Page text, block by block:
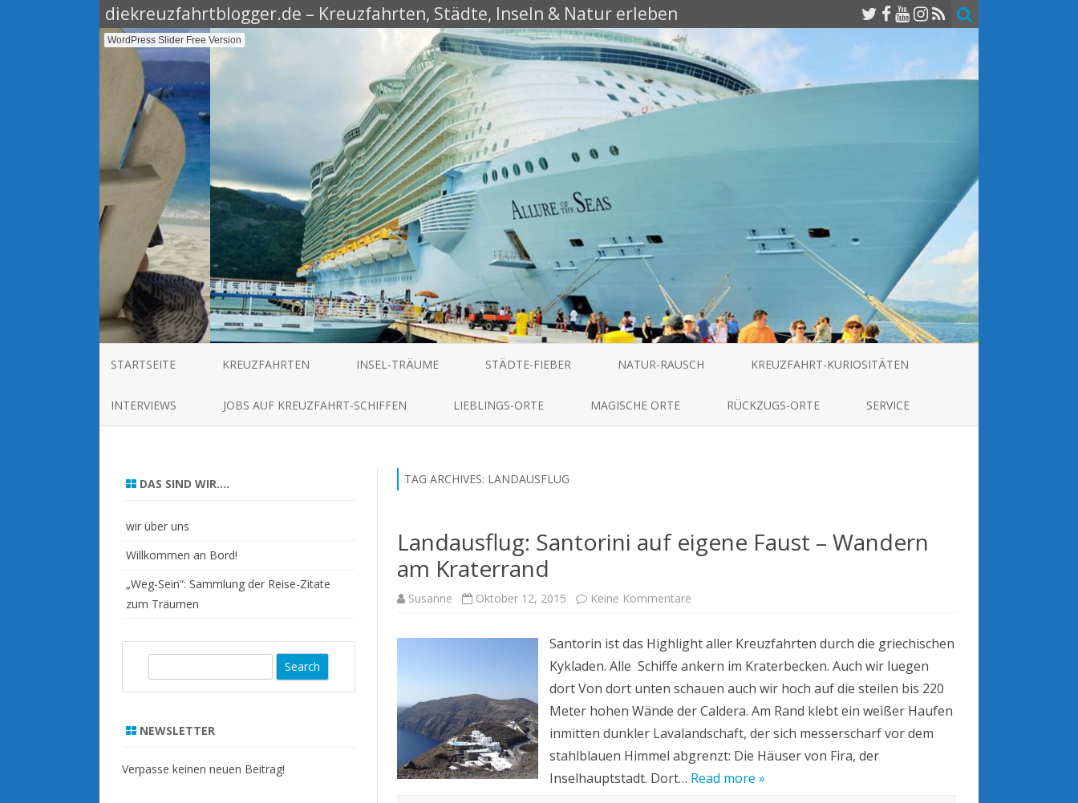
diekreuzfahrtblogger.de – Kreuzfahrten, Städte, Inseln & Natur erleben
WordPress Slider Free Version
to
STARTSEITE KREUZFAHRTEN INSEL-TRÄUME STÄDTE-FIEBER NATUR-RAUSCH KREUZFAHRT-KURIOSITÄTEN
INTERVIEWS JOBS AUF KREUZFAHRT-SCHIFFEN LIEBLINGS-ORTE MAGISCHE ORTE RÜCKZUGS-ORTE SERVICE
TAG ARCHIVES: LANDAUSFLUG
Landausflug: Santorini auf eigene Faust – Wandern
am Kraterrand
Susanne Oktober 12, 2015 Keine Kommentare
eigene
Faust
–
Wandern
am
Kraterrand
Santorin ist das Highlight aller Kreuzfahrten durch die griechischen
Kykladen. Alle Schiffe ankern im Kraterbecken. Auch wir luegen
dort Von dort unten schauen auch wir hoch auf die steilen bis 220
Meter hohen Wände der Caldera. Am Rand klebt ein weißer Haufen
inmitten dunkler Lavalandschaft, der sich messerscharf vor dem
stahlblauen Himmel abgrenzt: Die Häuser von Fira, der
Inselhauptstadt. Dort… Read more »
DAS SIND WIR….
wir über uns
Willkommen an Bord!
„Weg-Sein“: Sammlung der Reise-Zitate
zum Träumen
c
NEWSLETTER
Verpasse keinen neuen Beitrag!